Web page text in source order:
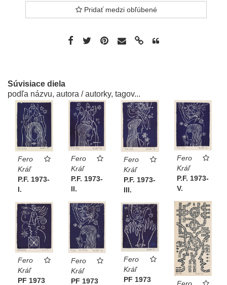
Pridať medzi obľúbené
Súvisiace diela
podľa názvu, autora / autorky, tagov...
Fero
Kráľ
P.F. 1973-
I.
Fero
Kráľ
P.F. 1973-
II.
Fero
Kráľ
P.F. 1973-
III.
Fero
Kráľ
P.F. 1973-
V.
Fero
Kráľ
PF 1973
Fero
Kráľ
PF 1973
Fero
Kráľ
PF 1973